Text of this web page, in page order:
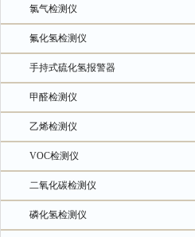
氯气检测仪
氟化氢检测仪
手持式硫化氢报警器
甲醛检测仪
乙烯检测仪
VOC检测仪
二氧化碳检测仪
磷化氢检测仪